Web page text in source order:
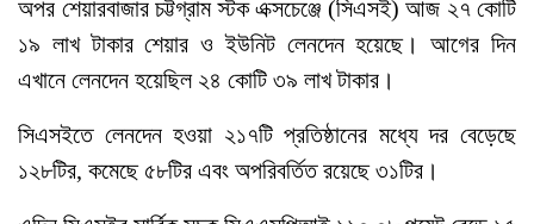
অপর শেয়ারবাজার চট্টগ্রাম স্টক এক্সচেঞ্জে (সিএসই) আজ ২৭ কোটি
১৯ লাখ টাকার শেয়ার ও ইউনিট লেনদেন হয়েছে। আগের দিন
এখানে লেনদেন হয়েছিল ২৪ কোটি ৩৯ লাখ টাকার।
সিএসইতে লেনদেন হওয়া ২১৭টি প্রতিষ্ঠানের মধ্যে দর বেড়েছে
১২৮টির, কমেছে ৫৮টির এবং অপরিবর্তিত রয়েছে ৩১টির।